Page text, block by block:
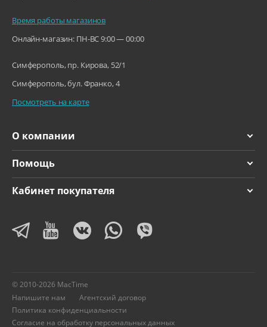
О компании
Помощь
Кабинет покупателя
Время работы магазинов
Онлайн-магазин: ПН-ВС 9:00 — 00:00
Симферополь, пр. Кирова, 52/1
Симферополь, бул. Франко, 4
Посмотреть на карте
© 2010-2026 MacTime
Напишите нам
Агентский договор
Политика конфиденциальности
Согласие на обработку персональных данных